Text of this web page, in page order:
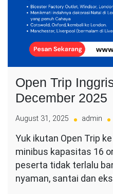
Open Trip
December 2025
August 31, 2025 admin
Yuk ikutan Open Trip
minibus kapasitas 16
peserta tidak terlalu
nyaman, santai dan